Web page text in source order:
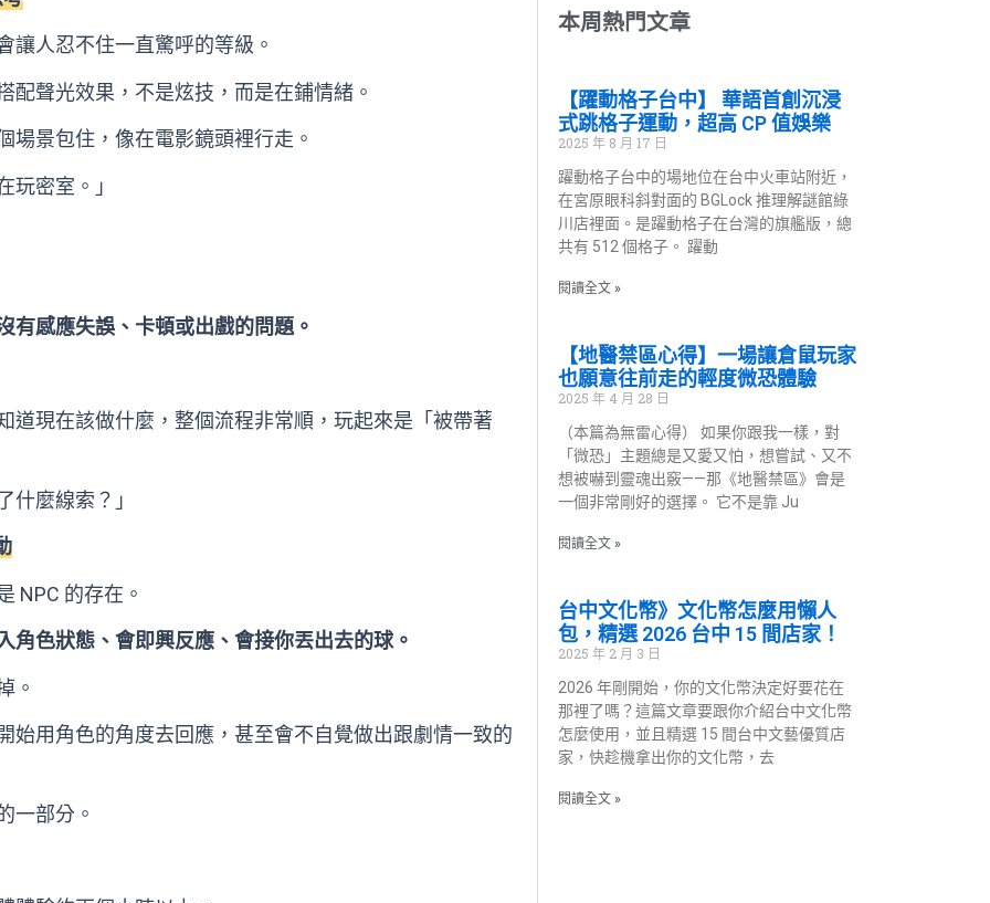
讓人忍不住一直驚呼的等級。
聲光效果，不是炫技，而是在鋪情緒。
場景包住，像在電影鏡頭裡行走。
玩密室。」
有感應失誤、卡頓或出戲的問題。
道現在該做什麼，整個流程非常順，玩起來是「被帶著
什麼線索？」
NPC 的存在。
角色狀態、會即興反應、會接你丟出去的球。
。
始用角色的角度去回應，甚至會不自覺做出跟劇情一致的
一部分。
本周熱門文章
【躍動格子台中】 華語首創沉浸
式跳格子運動，超高 CP 值娛樂
2025 年 8 月 17 日
躍動格子台中的場地位在台中火車站附近，
在宮原眼科斜對面的 BGLock 推理解謎館綠
川店裡面。是躍動格子在台灣的旗艦版，總
共有 512 個格子。 躍動
閱讀全文 »
【地醫禁區心得】一場讓倉鼠玩家
也願意往前走的輕度微恐體驗
2025 年 4 月 28 日
（本篇為無雷心得） 如果你跟我一樣，對
「微恐」主題總是又愛又怕，想嘗試、又不
想被嚇到靈魂出竅——那《地醫禁區》會是
一個非常剛好的選擇。 它不是靠 Ju
閱讀全文 »
台中文化幣》文化幣怎麼用懶人
包，精選 2026 台中 15 間店家！
2025 年 2 月 3 日
2026 年剛開始，你的文化幣決定好要花在
那裡了嗎？這篇文章要跟你介紹台中文化幣
怎麼使用，並且精選 15 間台中文藝優質店
家，快趁機拿出你的文化幣，去
閱讀全文 »